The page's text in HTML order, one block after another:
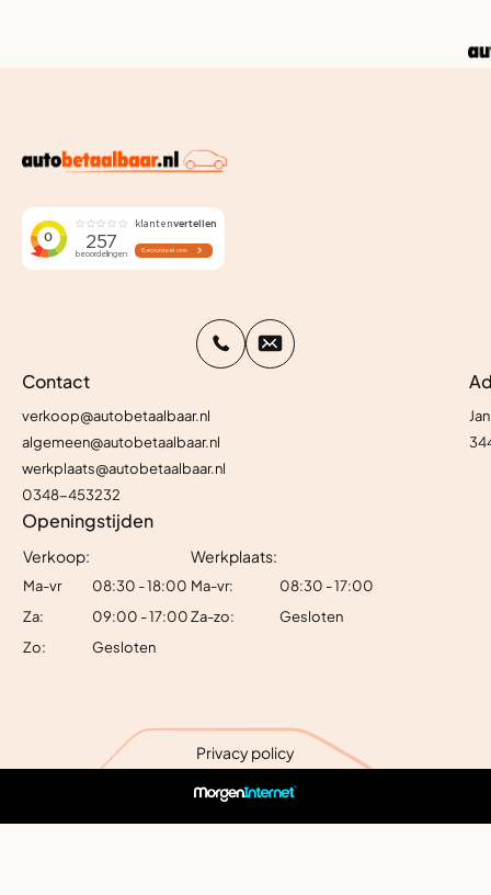
Contact
verkoop@autobetaalbaar.nl
algemeen@autobetaalbaar.nl
werkplaats@autobetaalbaar.nl
0348-453232
Openingstijden
Verkoop:
Ma-vr
08:30 - 18:00
Za:
09:00 - 17:00
Zo:
Gesloten
Werkplaats:
Ma-vr:
08:30 - 17:00
Za-zo:
Gesloten
Privacy policy